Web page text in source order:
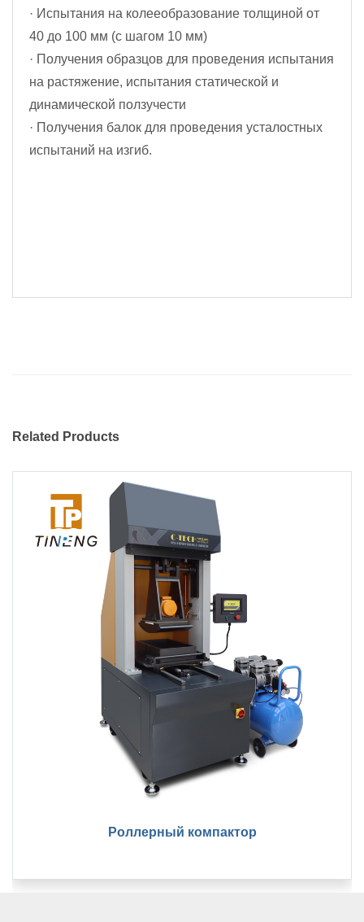
· Испытания на колееобразование толщиной от
40 до 100 мм (с шагом 10 мм)
· Получения образцов для проведения испытания
на растяжение, испытания статической и
динамической ползучести
· Получения балок для проведения усталостных
испытаний на изгиб.
Related Products
Роллерный компактор